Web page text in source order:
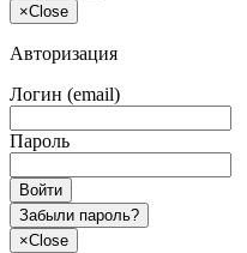
×Close
Авторизация
Логин (email)
Пароль
Войти
Забыли пароль?
×Close